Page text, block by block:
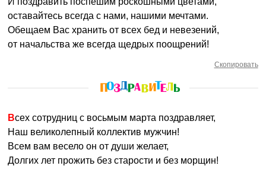
оставайтесь всегда с нами, нашими мечтами.
Обещаем Вас хранить от всех бед и невезений,
от начальства же всегда щедрых поощрений!
Скопировать
Всех сотрудниц с восьмым марта поздравляет,
Наш великолепный коллектив мужчин!
Всем вам весело он от души желает,
Долгих лет прожить без старости и без морщин!